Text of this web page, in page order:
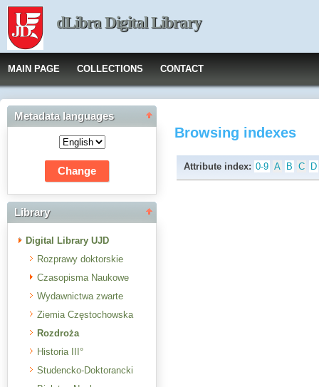
dLibra Digital Library
MAIN PAGE COLLECTIONS CONTACT
Metadata languages
Library
Digital Library UJD
Rozprawy doktorskie
Czasopisma Naukowe
Wydawnictwa zwarte
Ziemia Częstochowska
Rozdroża
Historia III°
Studencko-Doktorancki
Browsing indexes
Attribute index: 0-9 A B C D